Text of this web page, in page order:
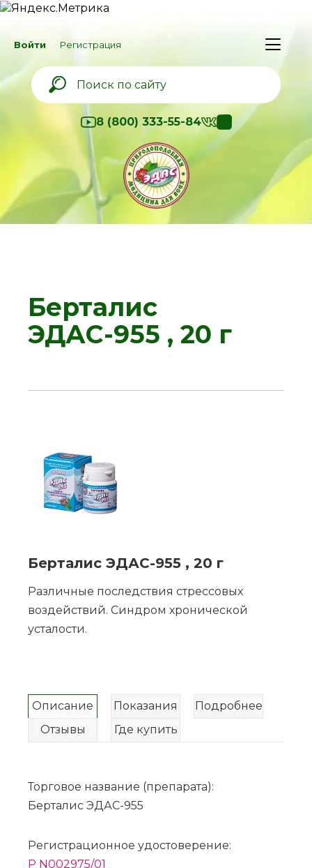
Войти Регистрация
8 (800) 333-55-84
Берталис
ЭДАС-955 , 20 г
Берталис ЭДАС-955 , 20 г
Различные последствия стрессовых
воздействий. Синдром хронической
усталости.
Описание Показания
Подробнее
Отзывы
Где купить
Торговое название (препарата):
Берталис ЭДАС-955
Регистрационное удостоверение:
P N002975/01